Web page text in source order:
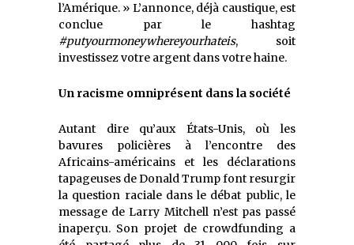
l’Amérique. » L’annonce, déjà caustique, est
conclue par le hashtag
#putyourmoneywhereyourhateis, soit
investissez votre argent dans votre haine.
Un racisme omniprésent dans la société
Autant dire qu’aux États-Unis, où les
bavures policières à l’encontre des
Africains-américains et les déclarations
tapageuses de Donald Trump font resurgir
la question raciale dans le débat public, le
message de Larry Mitchell n’est pas passé
inaperçu. Son projet de crowdfunding a